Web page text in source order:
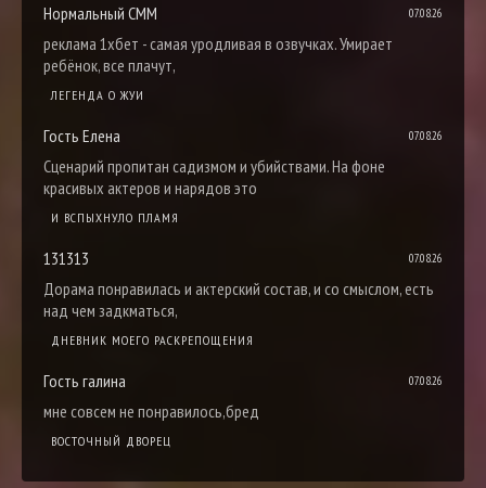
Нормальный СММ 07.08.26
реклама 1хбет - самая уродливая в озвучках. Умирает
ребёнок, все плачут,
ЛЕГЕНДА О ЖУИ
Гость Елена 07.08.26
Сценарий пропитан садизмом и убийствами. На фоне
красивых актеров и нарядов это
И ВСПЫХНУЛО ПЛАМЯ
131313 07.08.26
Дорама понравилась и актерский состав, и со смыслом, есть
над чем задкматься,
ДНЕВНИК МОЕГО РАСКРЕПОЩЕНИЯ
Гость галина 07.08.26
мне совсем не понравилось,бред
ВОСТОЧНЫЙ ДВОРЕЦ